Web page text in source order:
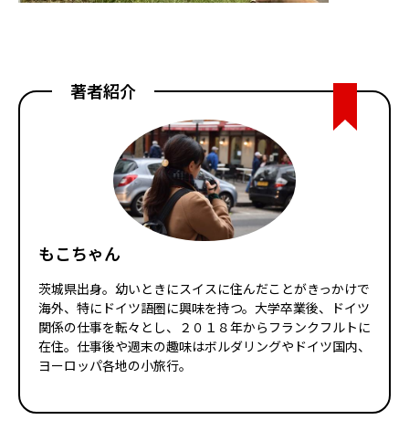
著者紹介
もこちゃん
茨城県出身。幼いときにスイスに住んだことがきっかけで
海外、特にドイツ語圏に興味を持つ。大学卒業後、ドイツ
関係の仕事を転々とし、２０１８年からフランクフルトに
在住。仕事後や週末の趣味はボルダリングやドイツ国内、
ヨーロッパ各地の小旅行。